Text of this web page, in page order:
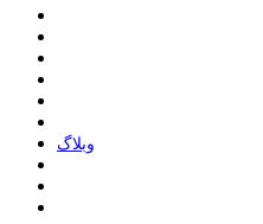
وبلاگ